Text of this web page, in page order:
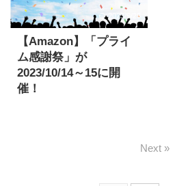
ントサイトの副業で副収
入・お小遣い稼ぎ より
今回ご紹介する¥25,000
ポイント還元は、以下の
2つのキャンペーンを合
算したものになります。
¥ ...
せが発表されました。
>> 年会費有料カードの
一部サービス変更のご案
内​｜楽天カード 【改悪
1】2023/12～楽天プレミ
アムカードのSPU特典が
2023/9/25
【Amazon】「プライ
ム感謝祭」が
2023/10/14～15に開
催！
Next »